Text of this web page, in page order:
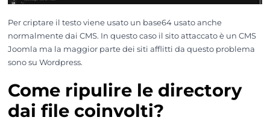
Per criptare il testo viene usato un base64 usato anche
normalmente dai CMS. In questo caso il sito attaccato è un CMS
Joomla ma la maggior parte dei siti afflitti da questo problema
sono su Wordpress.
Come ripulire le directory
dai file coinvolti?